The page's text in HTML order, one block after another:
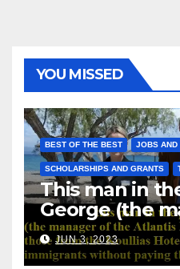
YOU MISSED
BEST OF THE BEST JOBS AND
SCHOLARSHIPS AND GRANTS
This man in
George (the
Atlantis
with those
JUN 3, 2023